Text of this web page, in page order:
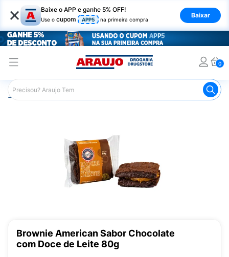
× Baixe o APP e ganhe 5% OFF!
Use o cupom APP5 na primeira compra
Baixar
0
Araujo Mercado Brownie
Brownie American Sabor Chocolate
com Doce de Leite 80g